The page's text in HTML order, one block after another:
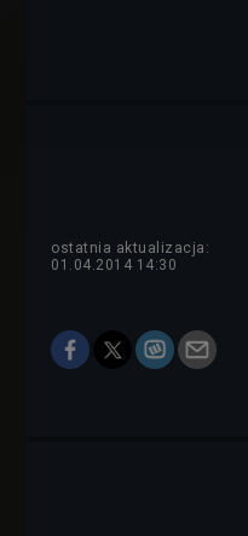
ostatnia aktualizacja:
01.04.2014 14:30